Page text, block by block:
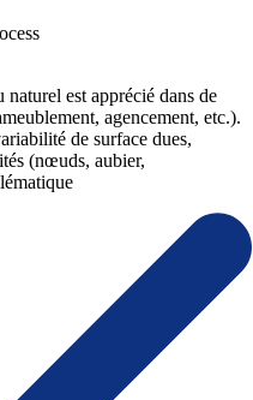
est apprécié dans de
agencement, etc.).
de surface dues,
(nœuds, aubier,